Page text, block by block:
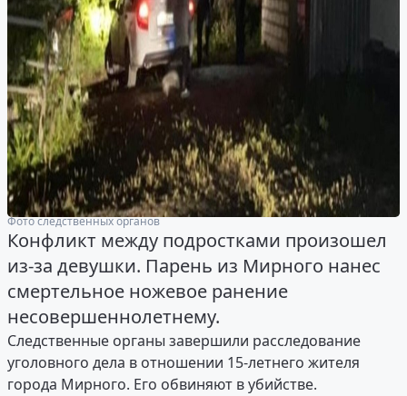
Фото следственных органов
Конфликт между подростками произошел
из-за девушки. Парень из Мирного нанес
смертельное ножевое ранение
несовершеннолетнему.
Следственные органы завершили расследование
уголовного дела в отношении 15-летнего жителя
города Мирного. Его обвиняют в убийстве.